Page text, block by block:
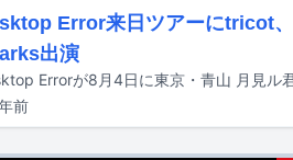
Error来日ツアーにtricot
出演
前